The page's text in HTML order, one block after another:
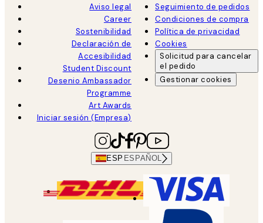
Aviso legal
Career
Sostenibilidad
Declaración de
Accesibilidad
Student Discount
Desenio Ambassador
Programme
Art Awards
Iniciar sesión (Empresa)
Seguimiento de pedidos
Condiciones de compra
Política de privacidad
Cookies
Solicitud para cancelar
el pedido
Gestionar cookies
ESP ESPAÑOL